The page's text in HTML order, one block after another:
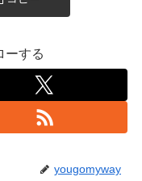
ーする
yougomyway